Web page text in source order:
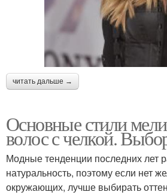
читать дальше →
Основные стили
волос с челкой.
Модные тенденции последних лет
натуральность, поэтому если нет
окружающих, лучше выбирать